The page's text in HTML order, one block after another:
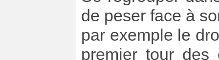
de peser face à
par exemple le
premier tour des